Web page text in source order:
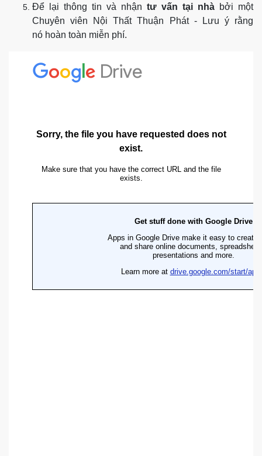
Để lại thông tin và nhận tư vấn tại nhà bởi một
Chuyên viên Nội Thất Thuận Phát - Lưu ý rằng
nó hoàn toàn miễn phí.